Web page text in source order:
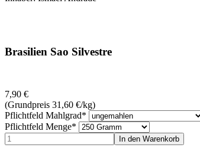
Brasilien Sao Silvestre
7,90 €
(Grundpreis 31,60 €/kg)
Pflichtfeld Mahlgrad*
Pflichtfeld Menge*